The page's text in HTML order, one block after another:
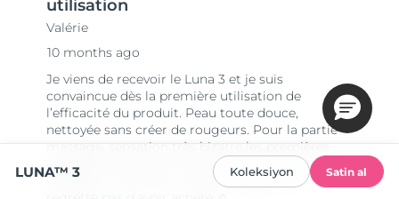
LUNA™ 3 Koleksiyon Satin al